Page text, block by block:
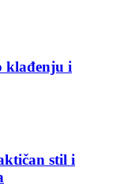
klađenju i
stil i